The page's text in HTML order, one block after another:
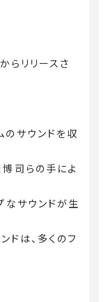
らリリースさ
サウンドを収
司らの手によ
サウンドが生
ドは、多くのフ